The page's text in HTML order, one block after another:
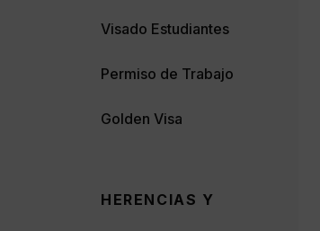
Visado Estudiantes
Permiso de Trabajo
Golden Visa
HERENCIAS Y